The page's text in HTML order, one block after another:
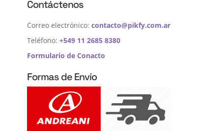
Contáctenos
Correo electrónico: contacto@pikfy.com.ar
Teléfono: +549 11 2685 8380
Formulario de Conacto
Formas de Envío